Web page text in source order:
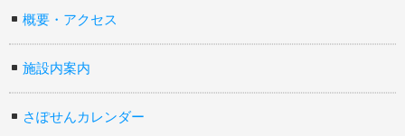
概要・アクセス
施設内案内
さぽせんカレンダー